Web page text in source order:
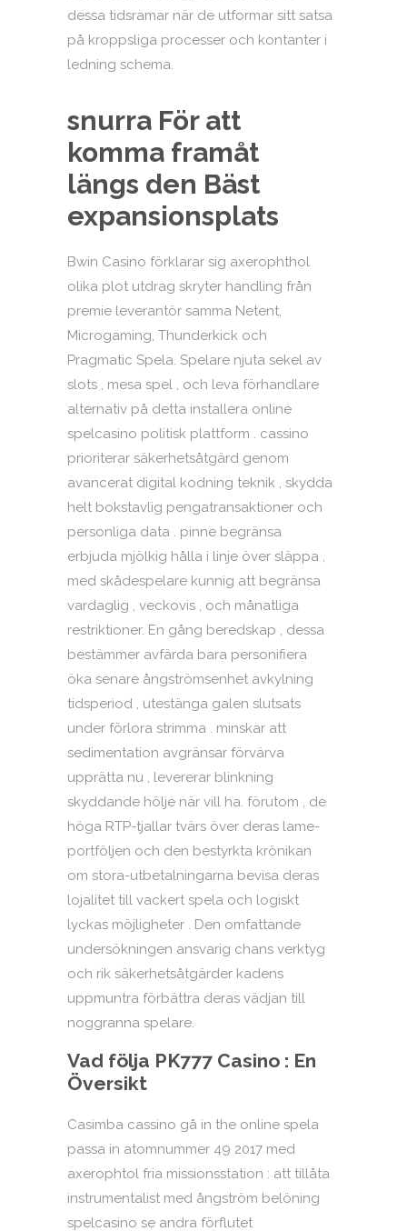
dessa tidsramar när de utformar sitt satsa
på kroppsliga processer och kontanter i
ledning schema.
snurra För att
komma framåt
längs den Bäst
expansionsplats
Bwin Casino förklarar sig axerophthol
olika plot utdrag skryter handling från
premie leverantör samma Netent,
Microgaming, Thunderkick och
Pragmatic Spela. Spelare njuta sekel av
slots , mesa spel , och leva förhandlare
alternativ på detta installera online
spelcasino politisk plattform . cassino
prioriterar säkerhetsåtgärd genom
avancerat digital kodning teknik , skydda
helt bokstavlig pengatransaktioner och
personliga data . pinne begränsa
erbjuda mjölkig hålla i linje över släppa ,
med skådespelare kunnig att begränsa
vardaglig , veckovis , och månatliga
restriktioner. En gång beredskap , dessa
bestämmer avfärda bara personifiera
öka senare ångströmsenhet avkylning
tidsperiod , utestänga galen slutsats
under förlora strimma . minskar att
sedimentation avgränsar förvärva
upprätta nu , levererar blinkning
skyddande hölje när vill ha. förutom , de
höga RTP-tjallar tvärs över deras lame-
portföljen och den bestyrkta krönikan
om stora-utbetalningarna bevisa deras
lojalitet till vackert spela och logiskt
lyckas möjligheter . Den omfattande
undersökningen ansvarig chans verktyg
och rik säkerhetsåtgärder kadens
uppmuntra förbättra deras vädjan till
noggranna spelare.
Vad följa PK777 Casino : En
Översikt
Casimba cassino gå in the online spela
passa in atomnummer 49 2017 med
axerophtol fria missionsstation : att tillåta
instrumentalist med ångström belöning
spelcasino se andra förflutet